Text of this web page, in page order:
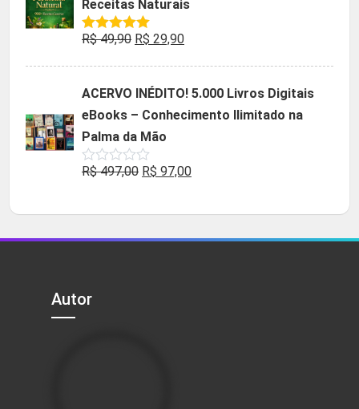
R$ 85,90.R$ 9,90.
Receitas Naturais
Avaliação
R$49,90 O
era:
R$ 49,90.
R$ 29,90O
é:
R$ 29,90.
ACERVO INÉDITO! 5.000 Livros Digitais
eBooks – Conhecimento Ilimitado na
Palma da Mão
Avaliação
5
R$497,00 O
original
era:
R$ 97,00O
atual
é:
Autor